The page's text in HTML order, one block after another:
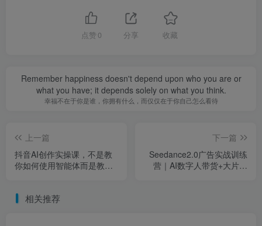
点赞 0 分享 收藏
Remember happiness doesn't depend upon who you are or
what you have; it depends solely on what you think.
幸福不在于你是谁，你拥有什么，而仅仅在于你自己怎么看待
上一篇
抖音AI创作实操课，不是教
你如何使用智能体而是教你
下一篇
Seedance2.0广告实战训练
营｜AI数字人带货+大片制
相关推荐